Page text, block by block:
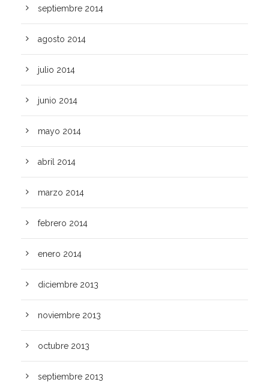
septiembre 2014
agosto 2014
julio 2014
junio 2014
mayo 2014
abril 2014
marzo 2014
febrero 2014
enero 2014
diciembre 2013
noviembre 2013
octubre 2013
septiembre 2013